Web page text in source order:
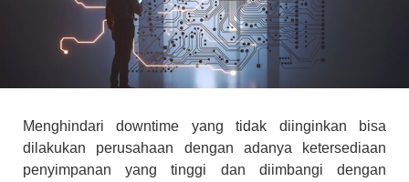
Menghindari downtime yang tidak diinginkan bisa
dilakukan perusahaan dengan adanya ketersediaan
penyimpanan yang tinggi dan diimbangi dengan